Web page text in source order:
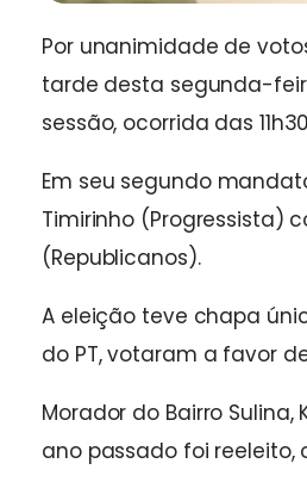
Por unanimidade de
tarde desta segunda-
sessão, ocorrida das
Em seu segundo
Timirinho (Progressista)
(Republicanos).
A eleição teve chapa
do PT, votaram a favor
Morador do Bairro
ano passado foi reeleito,